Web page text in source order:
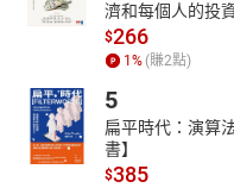
濟和每個人的投
$266
1 % (賺2點)
5
扁平時代：演算
書】
$385